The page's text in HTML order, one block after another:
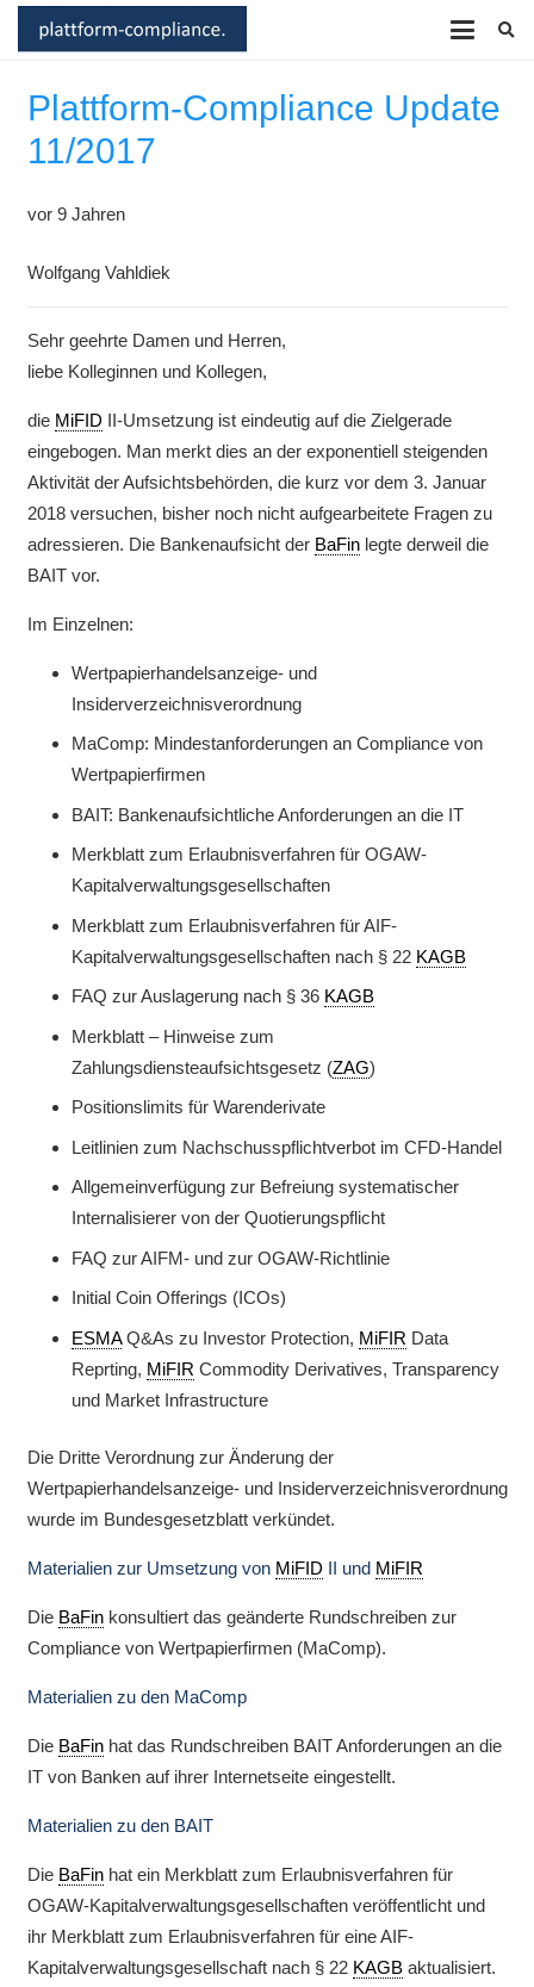
Plattform-Compliance Update
11/2017
vor 9 Jahren
Wolfgang Vahldiek
Sehr geehrte Damen und Herren,
liebe Kolleginnen und Kollegen,
die MiFID II-Umsetzung ist eindeutig auf die Zielgerade
eingebogen. Man merkt dies an der exponentiell steigenden
Aktivität der Aufsichtsbehörden, die kurz vor dem 3. Januar
2018 versuchen, bisher noch nicht aufgearbeitete Fragen zu
adressieren. Die Bankenaufsicht der BaFinlegte derweil die
BAIT vor.
Im Einzelnen:
Wertpapierhandelsanzeige- und
Insiderverzeichnisverordnung
MaComp: Mindestanforderungen an Compliance von
Wertpapierfirmen
BAIT: Bankenaufsichtliche Anforderungen an die IT
Merkblatt zum Erlaubnisverfahren für OGAW-
Kapitalverwaltungsgesellschaften
Merkblatt zum Erlaubnisverfahren für AIF-
Kapitalverwaltungsgesellschaften nach § 22 KAGB
FAQ zur Auslagerung nach § 36 KAGB
Merkblatt – Hinweise zum
Zahlungsdiensteaufsichtsgesetz (ZAG)
Positionslimits für Warenderivate
Leitlinien zum Nachschusspflichtverbot im CFD-Handel
Allgemeinverfügung zur Befreiung systematischer
Internalisierer von der Quotierungspflicht
FAQ zur AIFM- und zur OGAW-Richtlinie
Initial Coin Offerings (ICOs)
ESMAQ&As zu Investor Protection, MiFIR Data
Reprting, MiFIR Commodity Derivatives, Transparency
und Market Infrastructure
Die Dritte Verordnung zur Änderung der
Wertpapierhandelsanzeige- und Insiderverzeichnisverordnung
wurde im Bundesgesetzblatt verkündet.
Materialien zur Umsetzung von MiFID II und MiFIR
Die BaFinkonsultiert das geänderte Rundschreiben zur
Compliance von Wertpapierfirmen (MaComp).
Materialien zu den MaComp
Die BaFinhat das Rundschreiben BAIT Anforderungen an die
IT von Banken auf ihrer Internetseite eingestellt.
Materialien zu den BAIT
Die BaFinhat ein Merkblatt zum Erlaubnisverfahren für
OGAW-Kapitalverwaltungsgesellschaften veröffentlicht und
ihr Merkblatt zum Erlaubnisverfahren für eine AIF-
Kapitalverwaltungsgesellschaft nach § 22 KAGBaktualisiert.